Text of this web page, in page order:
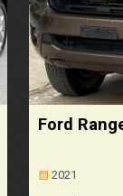
Ford
calendar_month 2021